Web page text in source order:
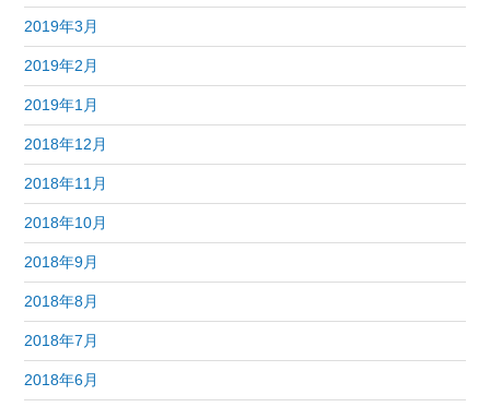
2019年3月
2019年2月
2019年1月
2018年12月
2018年11月
2018年10月
2018年9月
2018年8月
2018年7月
2018年6月